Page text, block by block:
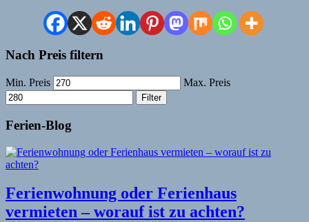
Nach Preis filtern
Min. Preis Max. Preis
Filter
Ferien-Blog
Ferienwohnung oder Ferienhaus
vermieten – worauf ist zu achten?